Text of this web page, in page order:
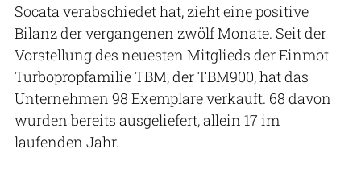
Socata verabschiedet hat, zieht eine positive
Bilanz der vergangenen zwölf Monate. Seit der
Vorstellung des neuesten Mitglieds der Einmot-
Turbopropfamilie TBM, der TBM900, hat das
Unternehmen 98 Exemplare verkauft. 68 davon
wurden bereits ausgeliefert, allein 17 im
laufenden Jahr.